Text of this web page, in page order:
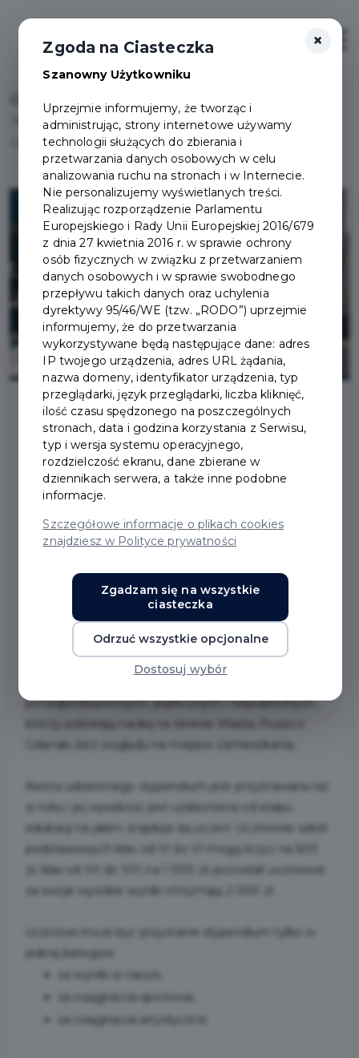
Jak uzyskać stypendium Burmistrza Pruszcza
Gdańskiego
2022-06-02
JAK UZYSKAĆ
STYPENDIUM
BURMISTRZA PRUSZCZA
GDAŃSKIEGO
Stypendia Burmistrza Pruszcza Gdańskiego
przyznawane są uczniom klas IV-VIII szkół
ponadpodstawowych, publicznych i niepublicznych,
Gdański, bez względu na miejsce zamieszkania.
Kwota udzielonego stypendium jest przyznawana raz
w roku i jej wysokość jest uzależniona od etapu
edukacji na jakim znajduje się uczeń. Uczniowie szkół
podstawowych klas od IV do VI mogą liczyć na 500
zł, klas od VII do VIII na 1 000 zł, pozostali uczniowie
za swoje wysokie wyniki otrzymają 2 000 zł.
Uczniowi może być przyznane stypendium tylko w
jednej kategorii:
za wyniki w nauce,
za osiągniecia sportowe,
za osiągnięcia artystyczne.
×
Zgoda na Ciasteczka
Szanowny Użytkowniku
Uprzejmie informujemy, że tworząc i
administrując, strony internetowe używamy
technologii służących do zbierania i
przetwarzania danych osobowych w celu
analizowania ruchu na stronach i w Internecie.
Nie personalizujemy wyświetlanych treści.
Realizując rozporządzenie Parlamentu
Europejskiego i Rady Unii Europejskiej 2016/679
z dnia 27 kwietnia 2016 r. w sprawie ochrony
osób fizycznych w związku z przetwarzaniem
danych osobowych i w sprawie swobodnego
przepływu takich danych oraz uchylenia
dyrektywy 95/46/WE (tzw. „RODO”) uprzejmie
informujemy, że do przetwarzania
wykorzystywane będą następujące dane: adres
IP twojego urządzenia, adres URL żądania,
nazwa domeny, identyfikator urządzenia, typ
przeglądarki, język przeglądarki, liczba kliknięć,
ilość czasu spędzonego na poszczególnych
stronach, data i godzina korzystania z Serwisu,
typ i wersja systemu operacyjnego,
rozdzielczość ekranu, dane zbierane w
dziennikach serwera, a także inne podobne
informacje.
Szczegółowe informacje o plikach cookies
znajdziesz w Polityce prywatności
Zgadzam się na wszystkie
ciasteczka
Odrzuć wszystkie opcjonalne
Dostosuj wybór